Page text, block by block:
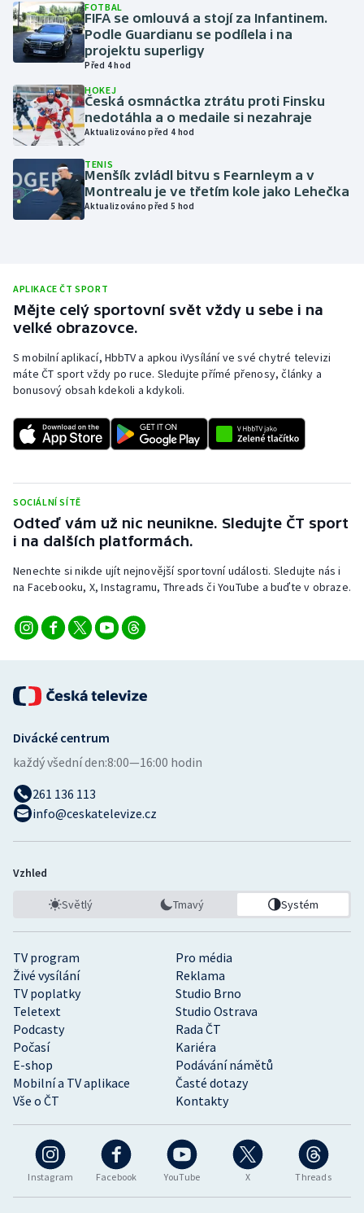
Lyže a snowboard
Moderní pětiboj
Motorsport
Olympijské hry
Parasport
Plavání
Rychlostní kanoistika
Short track
Stolní tenis
Triatlon
Veslování
Vodní slalom
Ostatní
FOTBAL
FIFA se omlouvá a stojí za Infantinem.
Podle Guardianu se podílela i na
projektu superligy
Před 4 hod
HOKEJ
Česká osmnáctka ztrátu proti Finsku
nedotáhla a o medaile si nezahraje
Aktualizováno před 4 hod
TENIS
Menšík zvládl bitvu s Fearnleym a v
Montrealu je ve třetím kole jako Lehečka
Aktualizováno před 5 hod
APLIKACE ČT SPORT
Mějte celý sportovní svět vždy u sebe i na
velké obrazovce.
S mobilní aplikací, HbbTV a apkou iVysílání ve své chytré televizi
máte ČT sport vždy po ruce. Sledujte přímé přenosy, články a
bonusový obsah kdekoli a kdykoli.
SOCIÁLNÍ SÍTĚ
Odteď vám už nic neunikne. Sledujte ČT sport
i na dalších platformách.
Nenechte si nikde ujít nejnovější sportovní události. Sledujte nás i
na Facebooku, X, Instagramu, Threads či YouTube a buďte v obraze.
Instagram Facebook YouTube X Threads
TV program
Pro média
Živé vysílání
Reklama
TV poplatky
Studio Brno
Teletext
Studio Ostrava
Podcasty
Rada ČT
Počasí
Kariéra
E-shop
Podávání námětů
Mobilní a TV aplikace
Časté dotazy
Vše o ČT
Kontakty
Divácké centrum
každý všední den:8:00—16:00 hodin
261 136 113
info@ceskatelevize.cz
Vzhled
Světlý Tmavý Systém